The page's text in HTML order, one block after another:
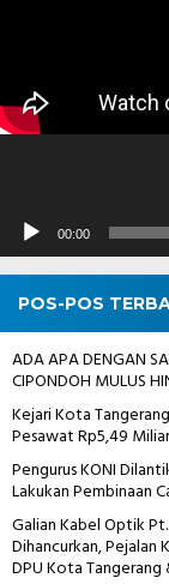
00:00
POS-POS
ADA APA DENGAN
CIPONDOH MULUS
Kejari Kota
Pesawat Rp5,49 Miliar
Pengurus KONI
Lakukan Pembinaan
Galian Kabel Optik
Dihancurkan, Pejalan
DPU Kota